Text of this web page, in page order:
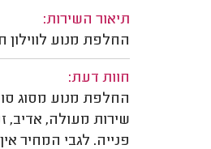
תיאור השירות:
החלפת מנוע לווילון
חוות דעת:
החלפת מנוע מסוג
שירות מעולה, אדיב,
פנייה. לגבי המחיר